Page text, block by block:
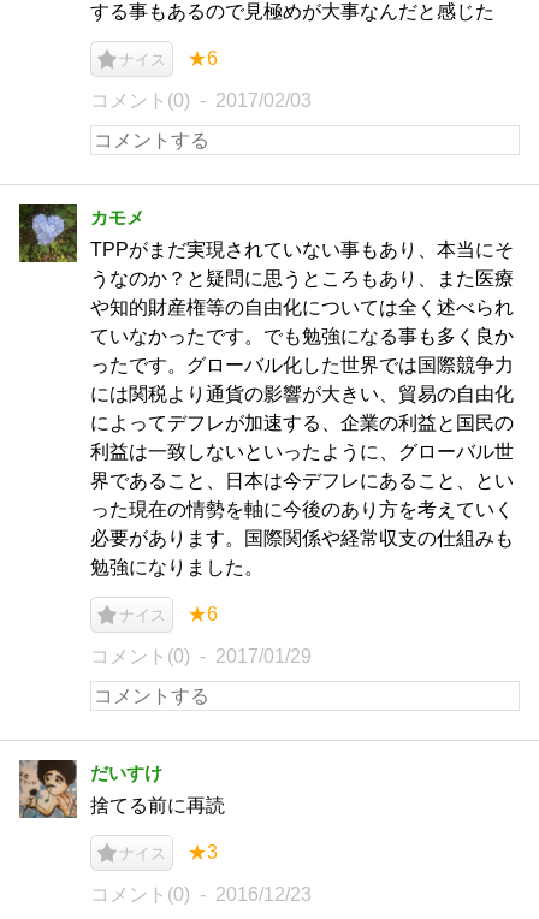
する事もあるので見極めが大事なんだと感じた
ナイス ★6
コメント(0) 2017/02/03
カモメ
TPPがまだ実現されていない事もあり、本当にそ
うなのか？と疑問に思うところもあり、また医療
や知的財産権等の自由化については全く述べられ
ていなかったです。でも勉強になる事も多く良か
ったです。グローバル化した世界では国際競争力
には関税より通貨の影響が大きい、貿易の自由化
によってデフレが加速する、企業の利益と国民の
利益は一致しないといったように、グローバル世
界であること、日本は今デフレにあること、とい
った現在の情勢を軸に今後のあり方を考えていく
必要があります。国際関係や経常収支の仕組みも
勉強になりました。
ナイス ★6
コメント(0) 2017/01/29
だいすけ
捨てる前に再読
ナイス ★3
コメント(0) 2016/12/23